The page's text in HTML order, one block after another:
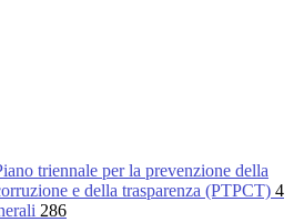
triennale per la prevenzione della
e della trasparenza (PTPCT) 4
286